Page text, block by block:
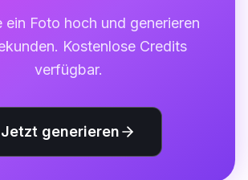
ein Foto hoch und generieren
Kostenlose Credits
verfügbar.
Jetzt generieren